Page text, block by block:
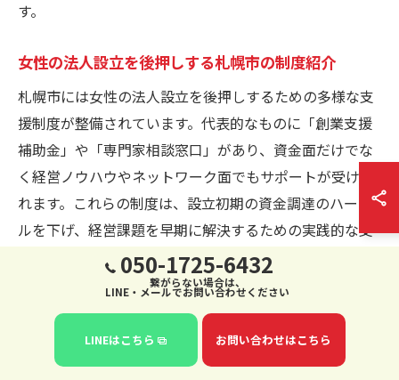
す。
女性の法人設立を後押しする札幌市の制度紹介
札幌市には女性の法人設立を後押しするための多様な支
援制度が整備されています。代表的なものに「創業支援
補助金」や「専門家相談窓口」があり、資金面だけでな
く経営ノウハウやネットワーク面でもサポートが受けら
れます。これらの制度は、設立初期の資金調達のハード
ルを下げ、経営課題を早期に解決するための実践的な支
援を提供しています。制度利用の際は、公式サイトで最
新情報を確認し、申請条件やサポート内容を十分に把握
することが重要です。
女性起業家が法人設立で受ける支援と成功要因
050-1725-6432
繋がらない場合は、
LINE・メールでお問い合わせください
LINEはこちら お問い合わせはこちら